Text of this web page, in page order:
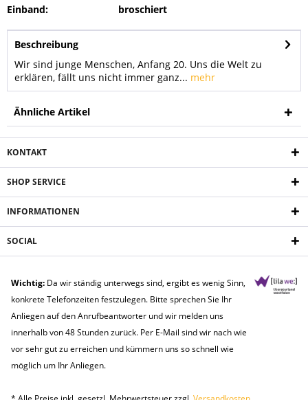
Einband:
broschiert
Beschreibung
Wir sind junge Menschen, Anfang 20. Uns die Welt zu
erklären, fällt uns nicht immer ganz... mehr
Ähnliche Artikel
KONTAKT
SHOP SERVICE
INFORMATIONEN
SOCIAL
Wichtig: Da wir ständig unterwegs sind, ergibt es wenig Sinn,
konkrete Telefonzeiten festzulegen. Bitte sprechen Sie Ihr
Anliegen auf den Anrufbeantworter und wir melden uns
innerhalb von 48 Stunden zurück. Per E-Mail sind wir nach wie
vor sehr gut zu erreichen und kümmern uns so schnell wie
möglich um Ihr Anliegen.